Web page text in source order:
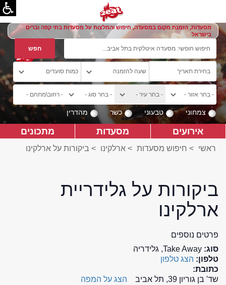
מסעדות, הזמנת מקום במסעדה, חיפוש והמלצות על מסעדות בתי קפה וברים
בישראל
צמחוני טבעוני כשר מהדרין
אירועים מסעדות מתכונים
ראשי > חיפוש מסעדות > ארלקינו > ביקורות על ארלקינו
ביקורות על גלידריית
ארלקינו
פרטים נוספים
סוג: Take Away, גלידריה
טלפון: הצג טלפון
כתובת:
שד' בן גוריון 39, תל אביב
הצג על המפה